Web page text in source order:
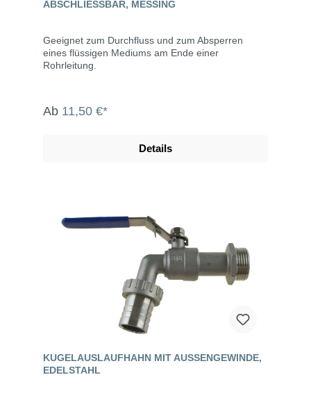
BSCHLIESSBAR, MESSING
Geeignet zum Durchfluss und zum Absperren
eines flüssigen Mediums am Ende einer
Rohrleitung.
Ab 11,50 €*
Details
KUGELAUSLAUFHAHN MIT AUSSENGEWINDE, E
DELSTAHL